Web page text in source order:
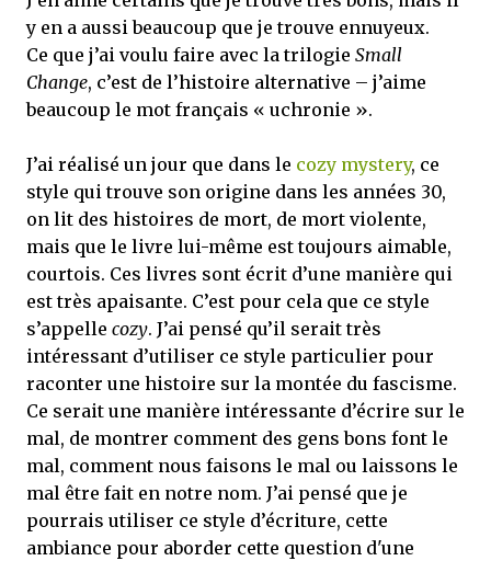
y en a aussi beaucoup que je trouve ennuyeux.
Ce que j’ai voulu faire avec la trilogie Small
Change, c’est de l’histoire alternative – j’aime
beaucoup le mot français « uchronie ».
J’ai réalisé un jour que dans le cozy mystery, ce
style qui trouve son origine dans les années 30,
on lit des histoires de mort, de mort violente,
mais que le livre lui-même est toujours aimable,
courtois. Ces livres sont écrit d’une manière qui
est très apaisante. C’est pour cela que ce style
s’appelle cozy. J’ai pensé qu’il serait très
intéressant d’utiliser ce style particulier pour
raconter une histoire sur la montée du fascisme.
Ce serait une manière intéressante d’écrire sur le
mal, de montrer comment des gens bons font le
mal, comment nous faisons le mal ou laissons le
mal être fait en notre nom. J’ai pensé que je
pourrais utiliser ce style d’écriture, cette
ambiance pour aborder cette question d'une